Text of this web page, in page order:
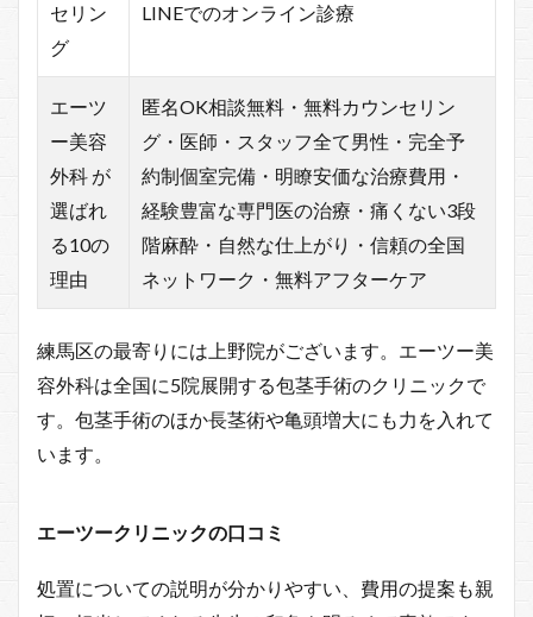
セリン
グ
LINEでのオンライン診療
エーツ
ー美容
外科 が
選ばれ
る10の
理由
匿名OK相談無料・無料カウンセリン
グ・医師・スタッフ全て男性・完全予
約制個室完備・明瞭安価な治療費用・
経験豊富な専門医の治療・痛くない3段
階麻酔・自然な仕上がり・信頼の全国
ネットワーク・無料アフターケア
練馬区の最寄りには上野院がございます。エーツー美
容外科は全国に5院展開する包茎手術のクリニックで
す。包茎手術のほか長茎術や亀頭増大にも力を入れて
います。
エーツークリニックの口コミ
処置についての説明が分かりやすい、費用の提案も親